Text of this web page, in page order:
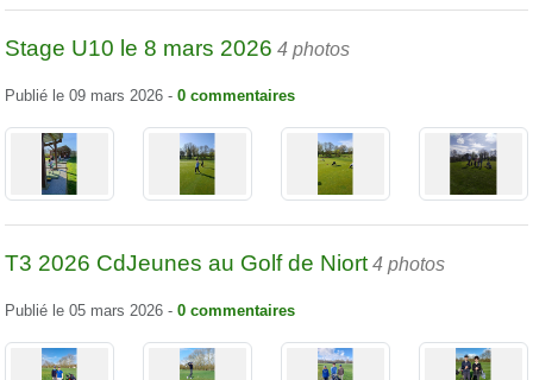
Stage U10 le 8 mars 2026 4 photos
Publié le 09 mars 2026 - 0 commentaires
T3 2026 CdJeunes au Golf de Niort 4 photos
Publié le 05 mars 2026 - 0 commentaires